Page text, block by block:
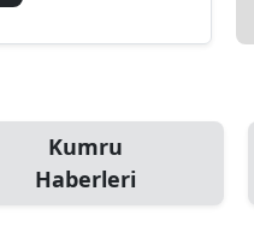
Kumru
Haberleri